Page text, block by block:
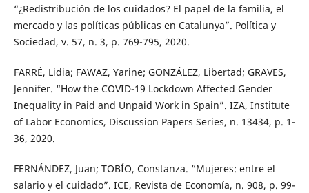
“¿Redistribución de los cuidados? El papel de la familia, el
mercado y las políticas públicas en Catalunya”. Política y
Sociedad, v. 57, n. 3, p. 769-795, 2020.
FARRÉ, Lidia; FAWAZ, Yarine; GONZÁLEZ, Libertad; GRAVES,
Jennifer. “How the COVID-19 Lockdown Affected Gender
Inequality in Paid and Unpaid Work in Spain”. IZA, Institute
of Labor Economics, Discussion Papers Series, n. 13434, p. 1-
36, 2020.
FERNÁNDEZ, Juan; TOBÍO, Constanza. “Mujeres: entre el
salario y el cuidado”. ICE, Revista de Economía, n. 908, p. 99-